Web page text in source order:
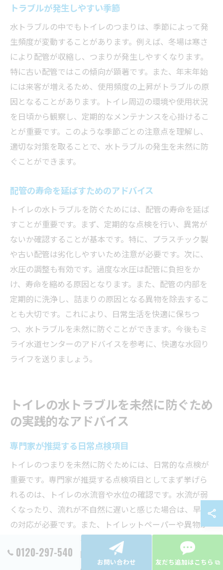
トラブルが発生しやすい季節
水トラブルの中でもトイレのつまりは、季節によって発
生頻度が変動することがあります。例えば、冬場は寒さ
により配管が収縮し、つまりが発生しやすくなります。
特に古い配管ではこの傾向が顕著です。また、年末年始
には来客が増えるため、使用頻度の上昇がトラブルの原
因となることがあります。トイレ周辺の環境や使用状況
を日頃から観察し、定期的なメンテナンスを心掛けるこ
とが重要です。このような季節ごとの注意点を理解し、
適切な対策を取ることで、水トラブルの発生を未然に防
ぐことができます。
配管の寿命を延ばすためのアドバイス
トイレの水トラブルを防ぐためには、配管の寿命を延ば
すことが重要です。まず、定期的な点検を行い、異常が
ないか確認することが基本です。特に、プラスチック製
や古い配管は劣化しやすいため注意が必要です。次に、
水圧の調整も有効です。過度な水圧は配管に負担をか
け、寿命を縮める原因となります。また、配管の内部を
定期的に洗浄し、詰まりの原因となる異物を除去するこ
とも大切です。これにより、日常生活を快適に保ちつ
つ、水トラブルを未然に防ぐことができます。今後もミ
ライ水道センターのアドバイスを参考に、快適な水回り
ライフを送りましょう。
トイレの水トラブルを未然に防ぐため
の実践的なアドバイス
専門家が推奨する日常点検項目
トイレのつまりを未然に防ぐためには、日常的な点検が
重要です。専門家が推奨する点検項目としてまず挙げら
れるのは、トイレの水流音や水位の確認です。水流が弱
くなったり、流れが不自然に遅いと感じた場合は、早め
の対応が必要です。また、トイレットペーパーや異物が
詰まっていないかの確認も欠かせません。特に異物の混
入はトラブルの原因となりやすいため、使用後には水が
0120-297-540
お問い合わせ 友だち追加はこちら